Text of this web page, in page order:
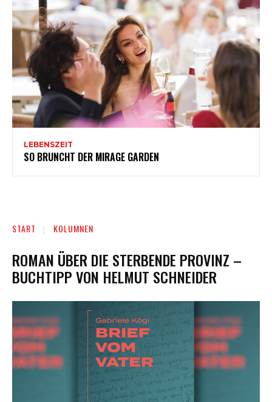
LEBENSZEIT
SO BRUNCHT DER MIRAGE GARDEN